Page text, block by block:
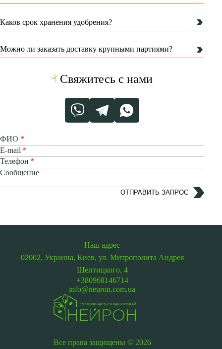
Каков срок хранения удобрения?
Можно ли заказать доставку крупными партиями?
Свяжитесь с нами
ФИО
E-mail
Телефон
Сообщение
ОТПРАВИТЬ ЗАПРОС
Наш адрес
02002, Украина, Киев, ул. Митрополита Андрея
Шептицкого, 4
+380968146714
info@neuron.com.ua
Все права защищены © 2026